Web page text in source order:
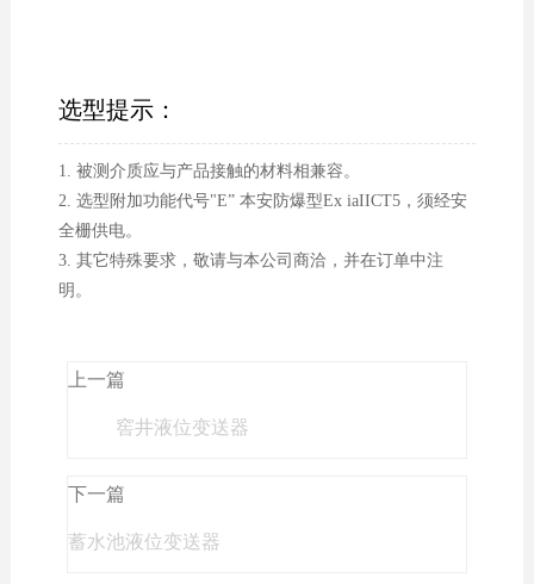
选型提示：
1. 被测介质应与产品接触的材料相兼容。
2. 选型附加功能代号"E” 本安防爆型Ex iaIICT5，须经安
全栅供电。
3. 其它特殊要求，敬请与本公司商洽，并在订单中注
明。
上一篇
窖井液位变送器
下一篇
蓄水池液位变送器